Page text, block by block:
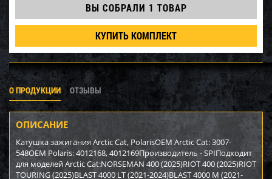
ВЫ СОБРАЛИ 1 ТОВАР
КУПИТЬ КОМПЛЕКТ
О ПРОДУКЦИИ ОТЗЫВЫ
ОПИСАНИЕ
Катушка зажигания Arctic Cat, PolarisOEM Arctic Cat: 3007-
548OEM Polaris: 4012168, 4012169Производитель - SPIПодходит
для моделей Arctic Cat:NORSEMAN 400 (2025)RIOT 400 (2025)RIOT
TOURING (2025)BLAST 4000 LT (2021-2024)BLAST 4000 M (2021-